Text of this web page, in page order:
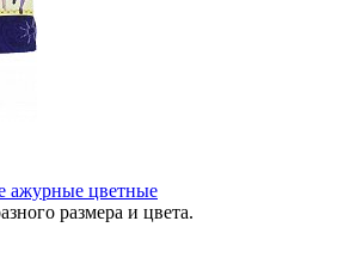
ажурные цветные
размера и цвета.